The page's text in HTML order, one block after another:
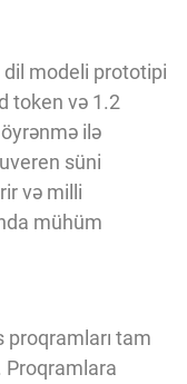
dil modeli prototipi
token və 1.2
ilə
süni
və milli
mühüm
proqramları tam
Proqramlara